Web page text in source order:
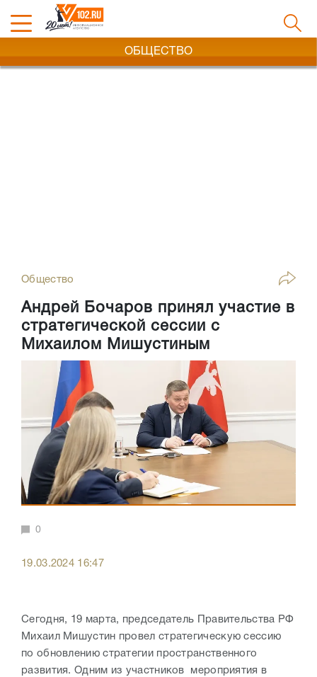
ОБЩЕСТВО
Общество
Андрей Бочаров принял участие в
стратегической сессии с
Михаилом Мишустиным
0
19.03.2024 16:47
Сегодня, 19 марта, председатель Правительства РФ
Михаил Мишустин провел стратегическую сессию
по обновлению стратегии пространственного
развития. Одним из участников мероприятия в